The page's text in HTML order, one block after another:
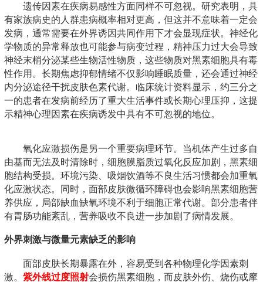
遗传因素在疾病易感性方面同样不可忽视。研究表明，具
有家族病史的人群患病概率相对更高，但这并不意味着一定会
发病，通常需要在外界诱因共同作用下才会显现症状。神经化
学物质的异常释放也可能参与病变过程，精神压力过大会导致
神经末梢分泌某些生物活性物质，这些物质对黑素细胞具有毒
性作用。长期焦虑抑郁情绪不仅影响睡眠质量，还会通过神经
内分泌途径干扰皮肤色素代谢。临床统计资料显示，约三分之
一的患者在发病前经历了重大生活事件或长期心理压抑，这提
示精神心理因素在疾病诱发中具有不可忽视的地位。
氧化应激损伤是另一个重要病理环节。当机体产生过多自
由基而无法及时清除时，细胞膜脂质过氧化反应加剧，黑素细
胞结构受损。环境污染、吸烟饮酒等不良生活习惯都会加重氧
化应激状态。同时，面部皮肤微循环障碍也会影响黑素细胞营
养供应，局部缺血缺氧环境不利于细胞正常代谢。部分患者伴
有胃肠功能紊乱，营养吸收不良进一步加剧了病情发展。
外界刺激与微量元素缺乏的影响
面部皮肤长期暴露在外，容易受到各种物理化学因素刺
激。 紫外线过度照射会损伤黑素细胞，而皮肤外伤、烧伤或摩